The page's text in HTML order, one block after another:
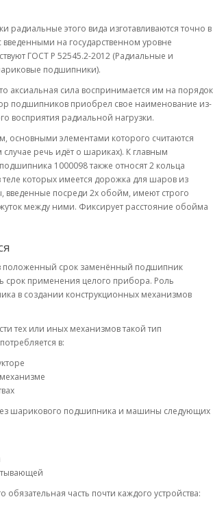
радиальные этого вида изготавливаются точно в
введенными на государственном уровне
ГОСТ Р 52545.2-2012 (Радиальные и
подшипники).
аксиальная сила воспринимается им на порядок
подшипников приобрел свое наименование из-
восприятия радиальной нагрузки.
основными элементами которого считаются
речь идёт о шариках). К главным
1000098 также относят 2 кольца
которых имеется дорожка для шаров из
посреди 2х обойм, имеют строго
между ними. Фиксирует расстояние обойма
положенный срок заменённый подшипник
срок применения целого прибора. Роль
в создании конструкционных механизмов
тех или иных механизмов такой тип
в:
шарикового подшипника и машины следующих
часть почти каждого устройства: